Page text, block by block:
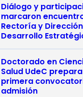
Diálogo y
marcaron
Rectoría y
Desarrollo
Doctorado en
Salud UdeC
primera
admisión